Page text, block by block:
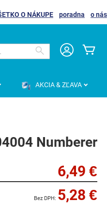
O NÁKUPE poradna
o nás
Search
AKCIA & ZĽAVA
Numberer
6,49 €
5,28 €